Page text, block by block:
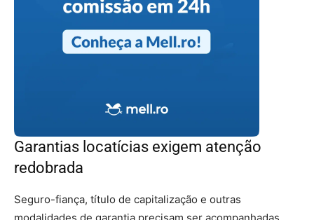
Garantias locatícias exigem atenção
redobrada
Seguro-fiança, título de capitalização e outras